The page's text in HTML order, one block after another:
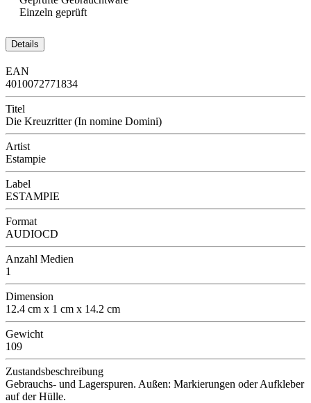
Einzeln geprüft
Details
EAN
4010072771834
Titel
Die Kreuzritter (In nomine Domini)
Artist
Estampie
Label
ESTAMPIE
Format
AUDIOCD
Anzahl Medien
1
Dimension
12.4 cm x 1 cm x 14.2 cm
Gewicht
109
Zustandsbeschreibung
Gebrauchs- und Lagerspuren. Außen: Markierungen oder Aufkleber
auf der Hülle.